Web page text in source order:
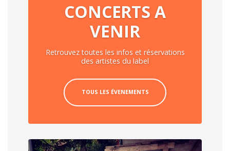
CONCERTS A
VENIR
Retrouvez toutes les infos et réservations
des artistes du label
TOUS LES ÉVENEMENTS